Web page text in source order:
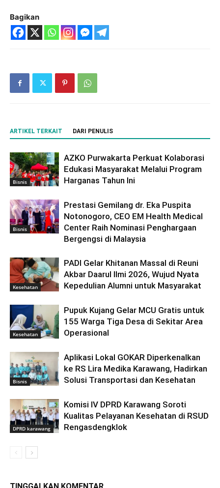
Bagikan
ARTIKEL TERKAIT DARI PENULIS
Bisnis
AZKO Purwakarta Perkuat Kolaborasi
Edukasi Masyarakat Melalui Program
Harganas Tahun Ini
Bisnis
Prestasi Gemilang dr. Eka Puspita
Notonogoro, CEO EM Health Medical
Center Raih Nominasi Penghargaan
Bergengsi di Malaysia
Kesehatan
PADI Gelar Khitanan Massal di Reuni
Akbar Daarul Ilmi 2026, Wujud Nyata
Kepedulian Alumni untuk Masyarakat
Kesehatan
Pupuk Kujang Gelar MCU Gratis untuk
155 Warga Tiga Desa di Sekitar Area
Operasional
Bisnis
Aplikasi Lokal GOKAR Diperkenalkan
ke RS Lira Medika Karawang, Hadirkan
Solusi Transportasi dan Kesehatan
DPRD karawang
Komisi IV DPRD Karawang Soroti
Kualitas Pelayanan Kesehatan di RSUD
Rengasdengklok